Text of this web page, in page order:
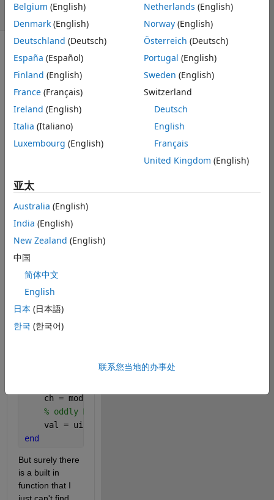
7 次查看（30 天）
显示 更早的评论
num2 char is
easy enough
num =
char(122)
back to the
ascii value from
a char?
Do I really have
to do all this:
I suppose I can
主题
function
    val = val(1:1);
% because if it's a string
    ch = mod(ch,256);
% oddly ML mod() allows fractions so ...
    val = uint8(ch);
end
But surely there
is a built in
function that I
Belgium (English)
Denmark (English)
Deutschland (Deutsch)
España (Español)
Finland (English)
France (Français)
Ireland (English)
Italia (Italiano)
Luxembourg (English)
Netherlands (English)
Norway(English)
Österreich (Deutsch)
Portugal (English)
Sweden (English)
Switzerland
Deutsch
English
Français
United Kingdom (English)
亚太
Australia (English)
India (English)
New Zealand (English)
中国
简体中文
English
日本 (日本語)
한국 (한국어)
联系您当地的办事处